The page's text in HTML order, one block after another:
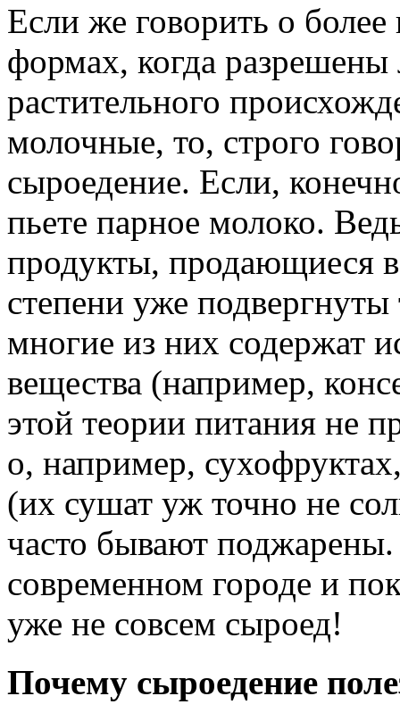
Если же говорить о
формах, когда
растительного
молочные, то, строго
сыроедение. Если,
пьете парное молоко.
продукты, продающиеся
степени уже
многие из них содержат
вещества (например,
этой теории питания не
о, например,
(их сушат уж точно не
часто бывают
современном городе и
уже не совсем сыроед!
Почему сыроедение